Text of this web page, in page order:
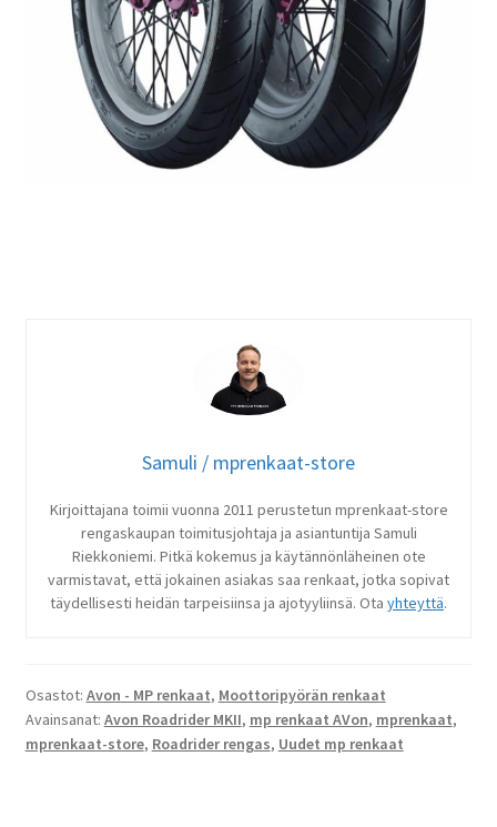
Samuli / mprenkaat-store
Kirjoittajana toimii vuonna 2011 perustetun mprenkaat-store
rengaskaupan toimitusjohtaja ja asiantuntija Samuli
Riekkoniemi. Pitkä kokemus ja käytännönläheinen ote
varmistavat, että jokainen asiakas saa renkaat, jotka sopivat
täydellisesti heidän tarpeisiinsa ja ajotyyliinsä. Ota yhteyttä.
Osastot: Avon - MP renkaat, Moottoripyörän renkaat
Avainsanat: Avon Roadrider MKII, mp renkaat AVon, mprenkaat,
mprenkaat-store, Roadrider rengas, Uudet mp renkaat